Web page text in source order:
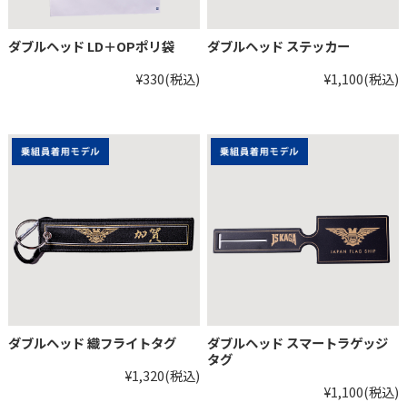
ダブルヘッド LD＋OPポリ袋
¥330(税込)
ダブルヘッド ステッカー
¥1,100(税込)
ダブルヘッド 織フライトタグ
¥1,320(税込)
ダブルヘッド スマートラゲッジ
タグ
¥1,100(税込)